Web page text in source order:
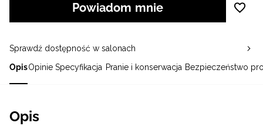
OpisOpinie Specyfikacja Pranie i konserwacja Bezpieczeństwo
Opis
Powiadom mnie
Sprawdź dostępność w salonach